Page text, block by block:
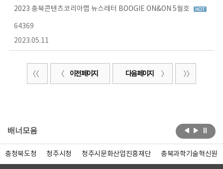
2023 충북콘텐츠코리아랩 뉴스레터 BOOGIE ON&ON 5월호
64369
2023.05.11
이전 페이지 다음 페이지
배너모음
충청북도청 청주시청 청주시문화산업진흥재단 충북과학기술혁신원